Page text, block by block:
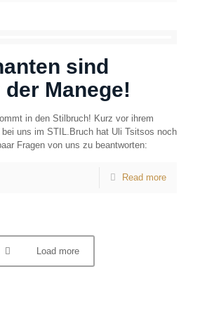
sind
Manege!
in den Stilbruch! Kurz vor ihrem
uns im STIL.Bruch hat Uli Tsitsos noch
Fragen von uns zu beantworten:
Read more
Load more